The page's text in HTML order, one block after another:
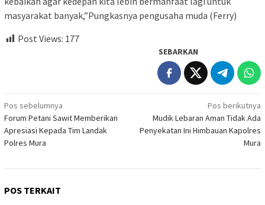
masyarakat banyak,”Pungkasnya pengusaha muda (Ferry)
Post Views: 177
SEBARKAN
Navigasi
pos
Pos sebelumnya
Forum Petani Sawit Memberikan
Apresiasi Kepada Tim Landak
Polres Mura
Pos berikutnya
Mudik Lebaran Aman Tidak Ada
Penyekatan Ini Himbauan Kapolres
Mura
POS TERKAIT